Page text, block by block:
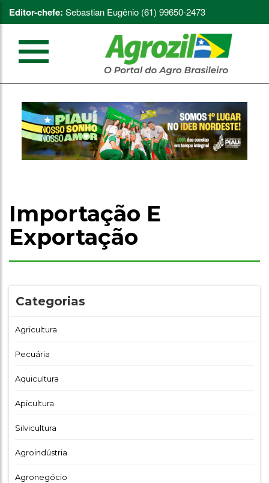
Editor-chefe: Sebastian Eugênio (61) 99650-2473
Importação E
Exportação
Categorias
Agricultura
Pecuária
Aquicultura
Apicultura
Silvicultura
Agroindústria
Agronegócio